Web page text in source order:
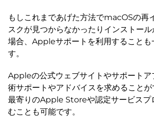
もしこれまであげた方法でmacOSの再
スクが見つからなかったりインストー
場合、Appleサポートを利用することも
す。
Appleの公式ウェブサイトやサポートア
術サポートやアドバイスを求めることが
最寄りのApple Storeや認定サービスプ
むことも可能です。